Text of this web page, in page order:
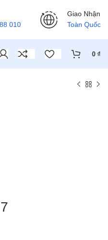
010
Giao Nhận
Toàn Quốc
0 ₫